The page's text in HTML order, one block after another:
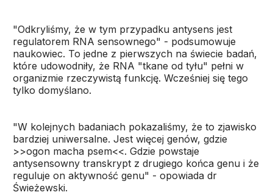
"Odkryliśmy, że w tym przypadku antysens jest
regulatorem RNA sensownego" - podsumowuje
naukowiec. To jedne z pierwszych na świecie badań,
które udowodniły, że RNA "tkane od tyłu" pełni w
organizmie rzeczywistą funkcję. Wcześniej się tego
tylko domyślano.
"W kolejnych badaniach pokazaliśmy, że to zjawisko
bardziej uniwersalne. Jest więcej genów, gdzie
>>ogon macha psem<<. Gdzie powstaje
antysensowny transkrypt z drugiego końca genu i że
reguluje on aktywność genu" - opowiada dr
Świeżewski.